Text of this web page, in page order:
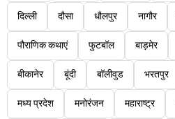
दिल्ली दौसा धौलपुर नागौर
पौराणिक कथाएं फुटबॉल बाड़मेर
बीकानेर बूंदी बॉलीवुड भरतपुर
मध्य प्रदेश मनोरंजन महाराष्ट्र